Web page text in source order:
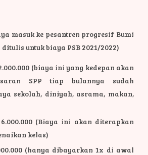
masuk ke pesantren progresif Bumi
untuk biaya PSB 2021/2022)
(biaya ini yang kedepan akan
SPP tiap bulannya sudah
sekolah, diniyah, asrama, makan,
(Biaya ini akan diterapkan
kelas)
(hanya dibayarkan 1x di awal